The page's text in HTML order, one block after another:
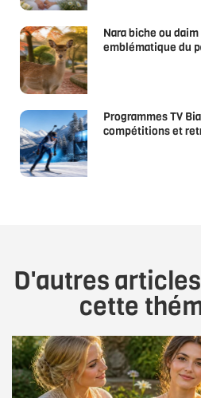
Nara biche ou
emblématique du
Programmes TV
compétitions et
D'autres
cette